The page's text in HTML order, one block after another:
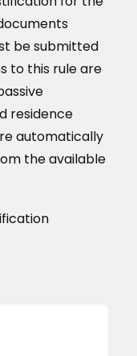
be submitted
to this rule are
residence
automatically
the available